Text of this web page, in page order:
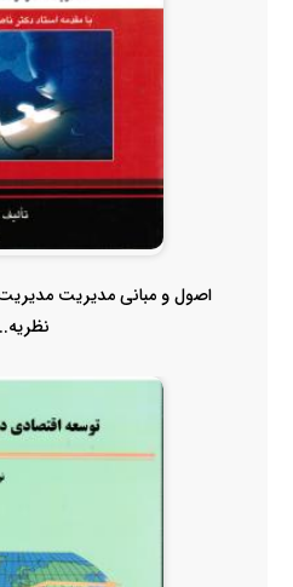
اصول و مبانی مدیریت